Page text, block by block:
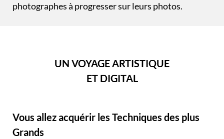
photographes à progresser sur leurs photos.
UN VOYAGE ARTISTIQUE
ET DIGITAL
Vous allez acquérir les Techniques des plus
Grands